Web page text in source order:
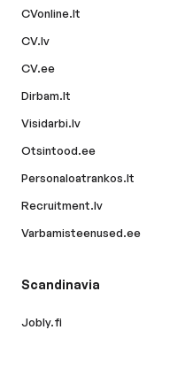
CVonline.lt
CV.lv
CV.ee
Dirbam.lt
Visidarbi.lv
Otsintood.ee
Personaloatrankos.lt
Recruitment.lv
Varbamisteenused.ee
Scandinavia
Jobly.fi